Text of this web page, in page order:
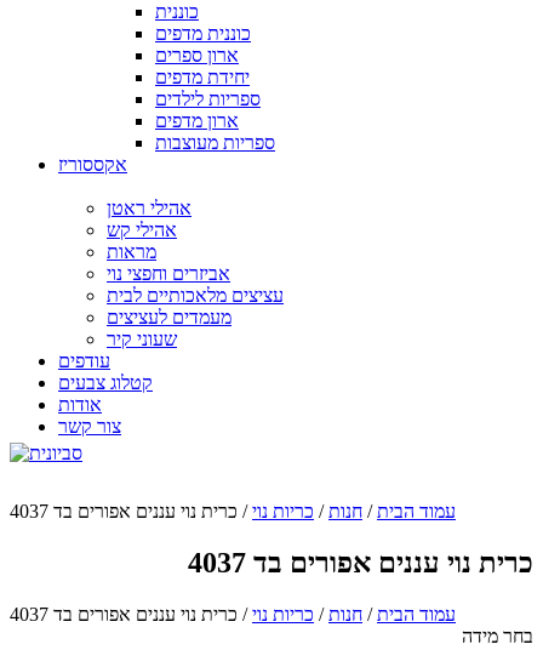
כוננית
כוננית מדפים
ארון ספרים
יחידת מדפים
ספריות לילדים
ארון מדפים
ספריות מעוצבות
אקססוריז
אהילי ראטן
אהילי קש
מראות
אביזרים וחפצי נוי
עציצים מלאכותיים לבית
מעמדים לעציצים
שעוני קיר
עודפים
קטלוג צבעים
אודות
צור קשר
עמוד הבית/ חנות/ כריות נוי/ כרית נוי עננים אפורים בד 4037
כרית נוי עננים אפורים בד 4037
עמוד הבית/ חנות/ כריות נוי/ כרית נוי עננים אפורים בד 4037
בחר מידה